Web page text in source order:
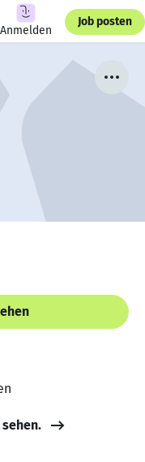
Anmelden
Job posten